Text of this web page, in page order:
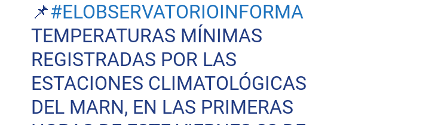
📌#ELOBSERVATORIOINFORMA
TEMPERATURAS MÍNIMAS
REGISTRADAS POR LAS
ESTACIONES CLIMATOLÓGICAS
DEL MARN, EN LAS PRIMERAS